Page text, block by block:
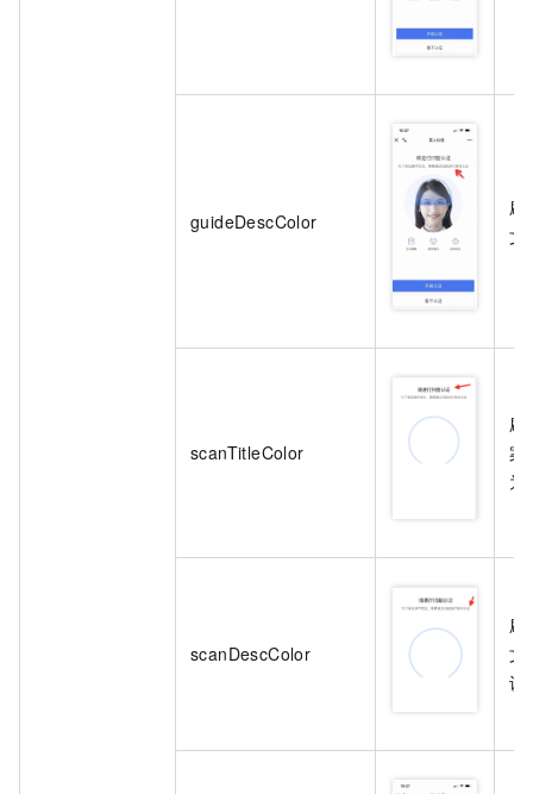
guideDescColor
刷
文
scanTitleColor
刷
案
为
scanDescColor
刷
文
认